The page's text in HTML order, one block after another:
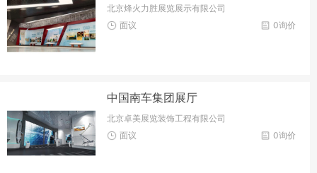
北京烽火力胜展览展示有限公司
0询价
面议
中国南车集团展厅
北京卓美展览装饰工程有限公司
0询价
面议